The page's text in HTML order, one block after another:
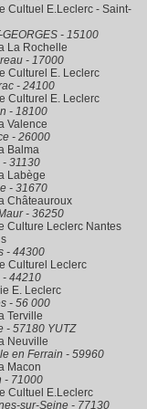
Cultuel E.Leclerc - Saint-
GEORGES - 15100
La Rochelle
- 17000
Culturel E. Leclerc
- 24100
Culturel E. Leclerc
- 18100
Valence
- 26000
Balma
- 31130
Labège
- 31670
Châteauroux
- 36250
Culture Leclerc Nantes
- 44300
Culturel Leclerc
- 44210
E. Leclerc
- 56 000
Terville
- 57180 YUTZ
Neuville
en Ferrain - 59960
Macon
- 71000
Cultuel E.Leclerc
sur-Seine - 77130